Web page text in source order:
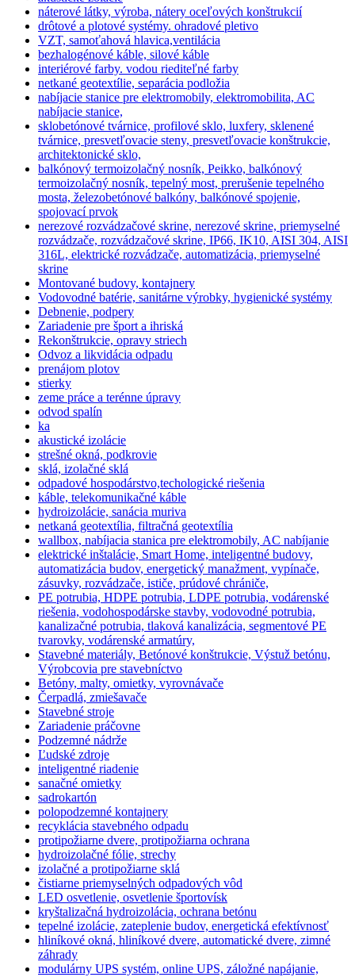
náterové látky, výroba, nátery oceľových konštrukcií
drôtové a plotové systémy. ohradové pletivo
VZT, samoťahová hlavica,ventilácia
bezhalogénové káble, silové káble
interiérové farby. vodou riediteľné farby
netkané geotextílie, separácia podložia
nabíjacie stanice pre elektromobily, elektromobilita, AC
nabíjacie stanice,
sklobetónové tvárnice, profilové sklo, luxfery, sklenené
tvárnice, presvetľovacie steny, presvetľovacie konštrukcie,
architektonické sklo,
balkónový termoizolačný nosník, Peikko, balkónový
termoizolačný nosník, tepelný most, prerušenie tepelného
mosta, železobetónové balkóny, balkónové spojenie,
spojovací prvok
nerezové rozvádzačové skrine, nerezové skrine, priemyselné
rozvádzače, rozvádzačové skrine, IP66, IK10, AISI 304, AISI
316L, elektrické rozvádzače, automatizácia, priemyselné
skrine
Montované budovy, kontajnery
Vodovodné batérie, sanitárne výrobky, hygienické systémy
Debnenie, podpery
Zariadenie pre šport a ihriská
Rekonštrukcie, opravy striech
Odvoz a likvidácia odpadu
prenájom plotov
stierky
zeme práce a terénne úpravy
odvod spalín
ka
akustické izolácie
strešné okná, podkrovie
sklá, izolačné sklá
odpadové hospodárstvo,techologické riešenia
káble, telekomunikačné káble
hydroizolácie, sanácia muriva
netkaná geotextília, filtračná geotextília
wallbox, nabíjacia stanica pre elektromobily, AC nabíjanie
elektrické inštalácie, Smart Home, inteligentné budovy,
automatizácia budov, energetický manažment, vypínače,
zásuvky, rozvádzače, ističe, prúdové chrániče,
PE potrubia, HDPE potrubia, LDPE potrubia, vodárenské
riešenia, vodohospodárske stavby, vodovodné potrubia,
kanalizačné potrubia, tlaková kanalizácia, segmentové PE
tvarovky, vodárenské armatúry,
Stavebné materiály, Betónové konštrukcie, Výstuž betónu,
Výrobcovia pre stavebníctvo
Betóny, malty, omietky, vyrovnávače
Čerpadlá, zmiešavače
Stavebné stroje
Zariadenie práčovne
Podzemné nádrže
Ľudské zdroje
inteligentné riadenie
sanačné omietky
sadrokartón
polopodzemné kontajnery
recyklácia stavebného odpadu
protipožiarne dvere, protipožiarna ochrana
hydroizolačné fólie, strechy
izolačné a protipožiarne sklá
čistiarne priemyselných odpadových vôd
LED osvetlenie, osvetlenie športovísk
kryštalizačná hydroizolácia, ochrana betónu
tepelné izolácie, zateplenie budov, energetická efektívnosť
hliníkové okná, hliníkové dvere, automatické dvere, zimné
záhrady
modulárny UPS systém, online UPS, záložné napájanie,